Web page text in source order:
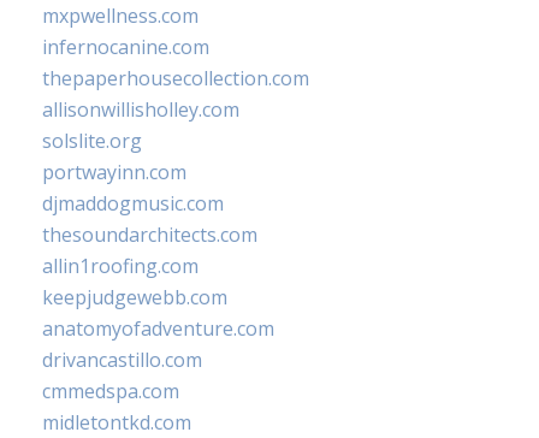
mxpwellness.com
infernocanine.com
thepaperhousecollection.com
allisonwillisholley.com
solslite.org
portwayinn.com
djmaddogmusic.com
thesoundarchitects.com
allin1roofing.com
keepjudgewebb.com
anatomyofadventure.com
drivancastillo.com
cmmedspa.com
midletontkd.com